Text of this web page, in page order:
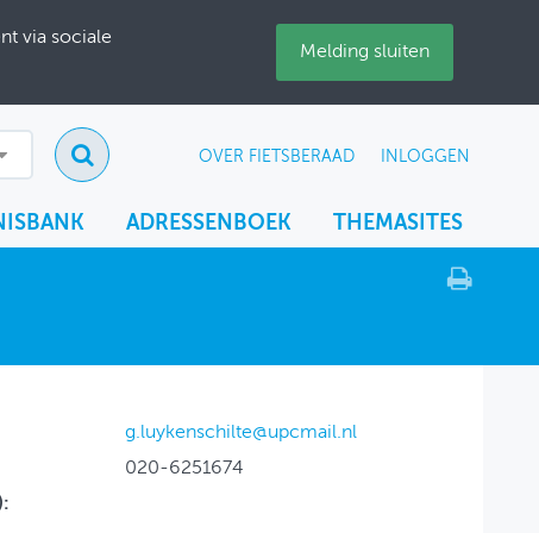
via sociale
Melding sluiten
OVER FIETSBERAAD INLOGGEN
ADRESSENBOEK THEMASITES
g.luykenschilte@upcmail.nl
020-6251674